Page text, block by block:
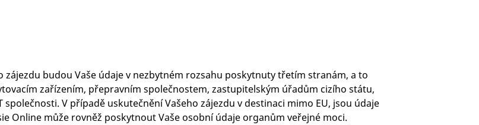
zájezdu budou Vaše údaje v nezbytném rozsahu poskytnuty třetím stranám, a to
zařízením, přepravním společnostem, zastupitelským úřadům cizího státu,
V případě uskutečnění Vašeho zájezdu v destinaci mimo EU, jsou údaje
Online může rovněž poskytnout Vaše osobní údaje organům veřejné moci.